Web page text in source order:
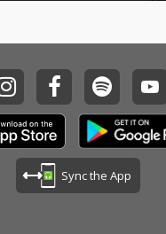
Sync the App